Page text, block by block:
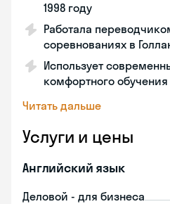
1998 году
Работала
соревнованиях в
Использует
комфортного обучения
Читать дальше
Услуги и цены
Английский язык
Деловой - для бизнеса